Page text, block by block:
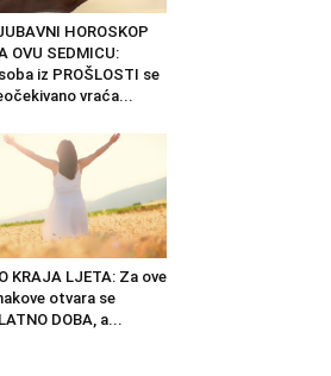
HOROSKOP
OVU SEDMICU:
iz PROŠLOSTI se
vraća...
KRAJA LJETA: Za ove
otvara se
DOBA, a...